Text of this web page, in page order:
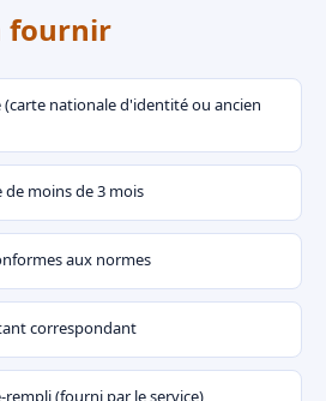
fournir
nationale d'identité ou ancien
moins de 3 mois
aux normes
correspondant
rempli (fourni par le service)